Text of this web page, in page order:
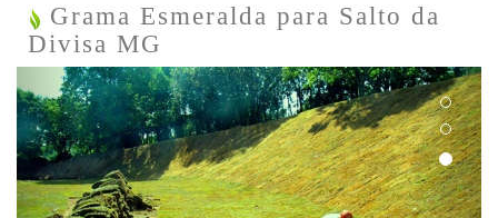
Grama Esmeralda para Salto da
Divisa MG
Previous Next